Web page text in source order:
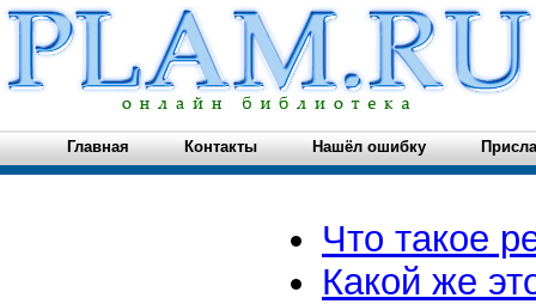
Главная Контакты Нашёл ошибку
Что такое
Какой же